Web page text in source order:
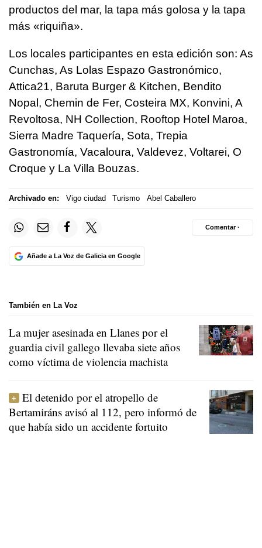
productos del mar, la tapa más golosa y la tapa
más «riquiña».
Los locales participantes en esta edición son: As
Cunchas, As Lolas Espazo Gastronómico,
Attica21, Baruta Burger & Kitchen, Bendito
Nopal, Chemin de Fer, Costeira MX, Konvini, A
Revoltosa, NH Collection, Rooftop Hotel Maroa,
Sierra Madre Taquería, Sota, Trepia
Gastronomía, Vacaloura, Valdevez, Voltarei, O
Croque y La Villa Bouzas.
Archivado en: Vigo ciudad Turismo Abel Caballero
Añade a La Voz de Galicia en Google
Comentar ·
También en La Voz
La mujer asesinada en Llanes por el
guardia civil gallego llevaba siete años
como víctima de violencia machista
El detenido por el atropello de
Bertamiráns avisó al 112, pero informó de
que había sido un accidente fortuito